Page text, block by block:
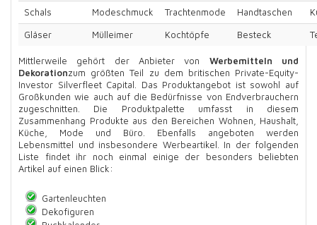
Schals
Modeschmuck Trachtenmode Handtaschen
Gläser
Mülleimer Kochtöpfe Besteck
Mittlerweile gehört der Anbieter von Werbemitteln und
Dekorationzum größten Teil zu dem britischen Private-Equity-
Investor Silverfleet Capital. Das Produktangebot ist sowohl auf
Großkunden wie auch auf die Bedürfnisse von Endverbrauchern
zugeschnitten. Die Produktpalette umfasst in diesem
Zusammenhang Produkte aus den Bereichen Wohnen, Haushalt,
Küche, Mode und Büro. Ebenfalls angeboten werden
Lebensmittel und insbesondere Werbeartikel. In der folgenden
Liste findet ihr noch einmal einige der besonders beliebten
Artikel auf einen Blick:
Gartenleuchten
Dekofiguren